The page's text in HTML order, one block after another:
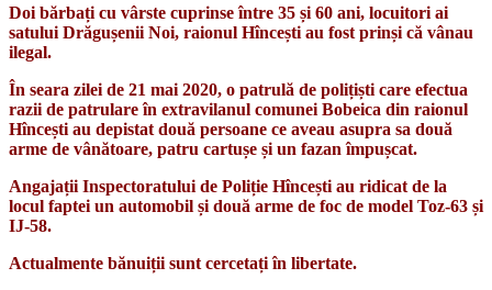
Doi bărbați cu vârste cuprinse între 35 și 60 ani, locuitori ai
satului Drăgușenii Noi, raionul Hîncești au fost prinși că vânau
ilegal.
În seara zilei de 21 mai 2020, o patrulă de polițiști care efectua
razii de patrulare în extravilanul comunei Bobeica din raionul
Hîncești au depistat două persoane ce aveau asupra sa două
arme de vânătoare, patru cartușe și un fazan împușcat.
Angajații Inspectoratului de Poliție Hîncești au ridicat de la
locul faptei un automobil și două arme de foc de model Toz-63 și
IJ-58.
Actualmente bănuiții sunt cercetați în libertate.